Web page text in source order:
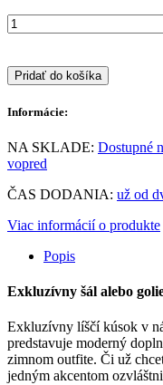
Pridať do košíka
Informácie:
NA SKLADE: Dostupné
vopred
ČAS DODANIA: už od
Viac informácií o produkte
Popis
Exkluzívny šál alebo
Exkluzívny líščí kúsok v
predstavuje moderný
zimnom outfite. Či už
jedným akcentom